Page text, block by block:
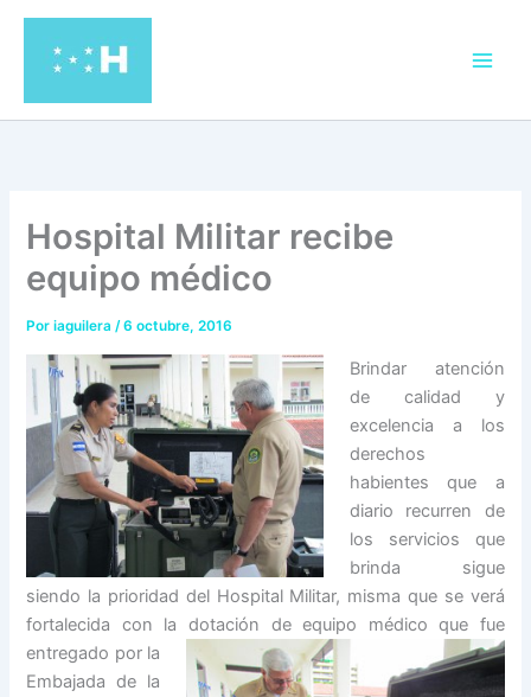
contenido
Hospital Militar recibe
equipo médico
Poriaguilera/6 octubre, 2016
Brindar atención
de calidad y
excelencia a los
derechos
habientes que a
diario recurren de
los servicios que
brinda sigue
siendo la prioridad del Hospital Militar, misma que se verá
fortalecida con la dotación de equipo médico que fue
entregado por la
Embajada de la